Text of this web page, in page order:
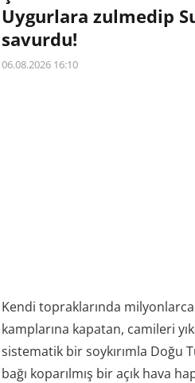
Uygurlara zulmedip
savurdu!
06.08.2026 16:10
Kendi topraklarında
kamplarına kapatan, camileri
sistematik bir soykırımla Doğu
bağı koparılmış bir açık hava